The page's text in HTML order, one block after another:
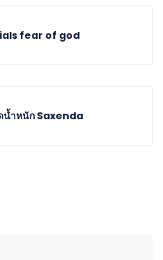
fear of god
น้ำหนัก Saxenda